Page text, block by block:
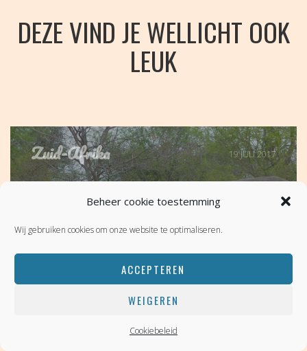
Beheer cookie toestemming
Wij gebruiken cookies om onze website te optimaliseren.
ACCEPTEREN
WEIGEREN
Cookiebeleid
DEZE VIND JE WELLICHT OOK
LEUK
Zuid-Afrika 19 JULI 2017
OOG IN OOG MET
WILDLIFE IN KRUGER